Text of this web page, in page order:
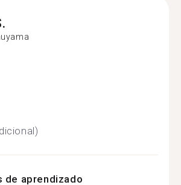
de aprendizado